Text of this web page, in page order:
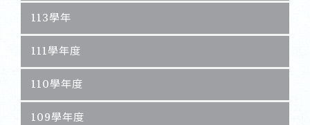
113學年
111學年度
110學年度
109學年度